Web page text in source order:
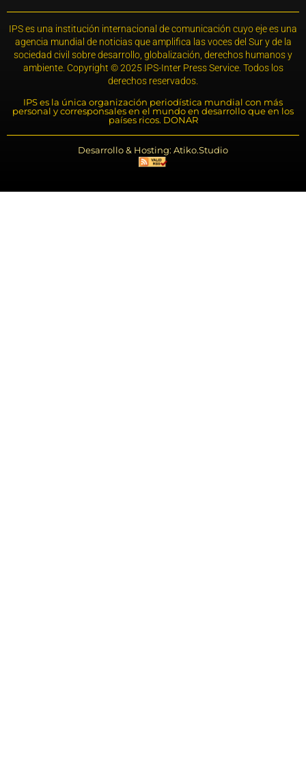
IPS es una institución internacional de comunicación cuyo eje es una
agencia mundial de noticias que amplifica las voces del Sur y de la
sociedad civil sobre desarrollo, globalización, derechos humanos y
ambiente. Copyright © 2025 IPS-Inter Press Service. Todos los
derechos reservados.
IPS es la única organización periodística mundial con más
personal y corresponsales en el mundo en desarrollo que en los
países ricos. DONAR
Desarrollo & Hosting: Atiko.Studio